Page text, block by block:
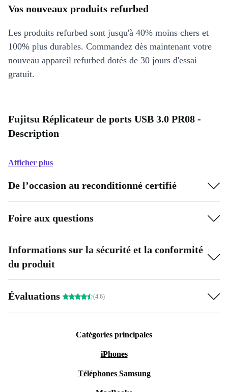
Vos nouveaux produits refurbed
Les produits refurbed sont jusqu'à 40% moins chers et
100% plus durables. Commandez dès maintenant votre
nouveau appareil refurbed dotés de 30 jours d'essai
gratuit.
Fujitsu Réplicateur de ports USB 3.0 PR08 -
Description
Afficher plus
De l’occasion au reconditionné certifié
Foire aux questions
Informations sur la sécurité et la conformité
du produit
Évaluations (4.6)
Catégories principales
iPhones
Téléphones Samsung